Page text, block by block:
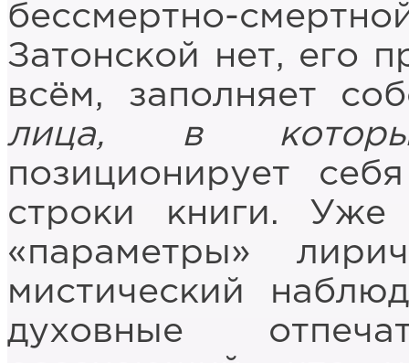
бессмертно-
Затонской нет, его
всём, заполняет
лица, в которые
позиционирует
строки книги. Уже
«параметры»
мистический
духовные